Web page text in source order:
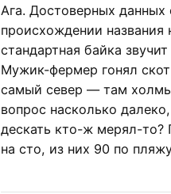
Ага. Достоверных данных
происхождении названия
стандартная байка
Мужик-фермер гонял
самый север — там
вопрос насколько
дескать кто-ж мерял-
на сто, из них 90 по